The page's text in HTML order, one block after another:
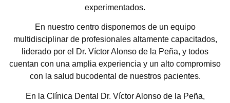
experimentados.
En nuestro centro disponemos de un equipo
multidisciplinar de profesionales altamente capacitados,
liderado por el Dr. Víctor Alonso de la Peña, y todos
cuentan con una amplia experiencia y un alto compromiso
con la salud bucodental de nuestros pacientes.
En la Clínica Dental Dr. Víctor Alonso de la Peña,